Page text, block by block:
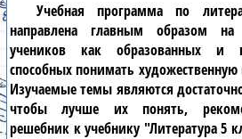
Учебная программа по
направлена главным образом
учеников как образованных и
способных понимать
Изучаемые темы являются
чтобы лучше их понять,
решебник к учебнику "Литература 5